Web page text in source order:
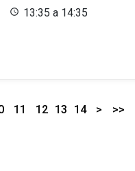
13:35 a 14:35
11 12 13 14 > >>